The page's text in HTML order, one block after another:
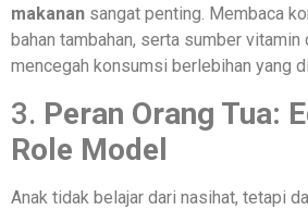
makanan sangat penting. Membaca
bahan tambahan, serta sumber
mencegah konsumsi berlebihan yang
3. Peran Orang Tua:
Role Model
Anak tidak belajar dari nasihat, tetapi